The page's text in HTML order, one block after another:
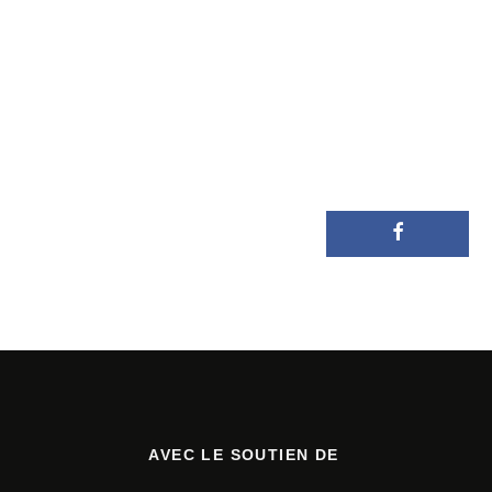
AVEC LE SOUTIEN DE